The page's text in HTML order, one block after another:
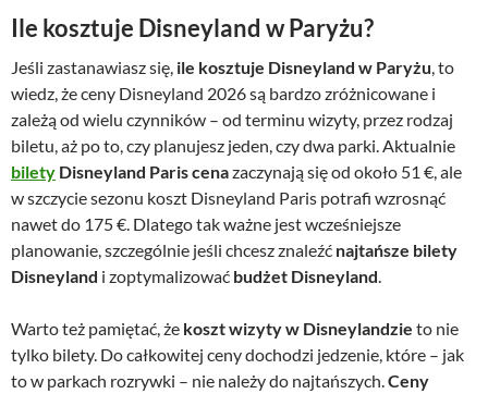
Ile kosztuje Disneyland w Paryżu?
Jeśli zastanawiasz się, ile kosztuje Disneyland w Paryżu , to
wiedz, że ceny Disneyland 2026 są bardzo zróżnicowane i
zależą od wielu czynników – od terminu wizyty, przez rodzaj
biletu, aż po to, czy planujesz jeden, czy dwa parki. Aktualnie
bilety Disneyland Paris cenazaczynają się od około 51 €, ale
w szczycie sezonu koszt Disneyland Paris potrafi wzrosnąć
nawet do 175 €. Dlatego tak ważne jest wcześniejsze
planowanie, szczególnie jeśli chcesz znaleźć najtańsze bilety
Disneyland i zoptymalizować budżet Disneyland
Warto też pamiętać, że koszt wizyty w Disneylandzie to nie
tylko bilety. Do całkowitej ceny dochodzi jedzenie, które – jak
to w parkach rozrywki – nie należy do najtańszych. Ceny